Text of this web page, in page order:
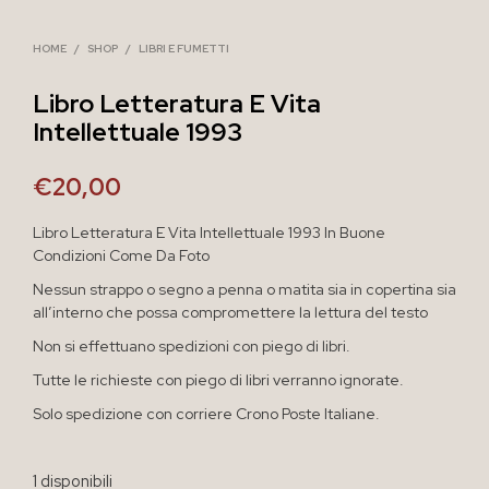
HOME / SHOP / LIBRI E FUMETTI
Libro Letteratura E Vita
Intellettuale 1993
€20,00
Libro Letteratura E Vita Intellettuale 1993 In Buone
Condizioni Come Da Foto
Nessun strappo o segno a penna o matita sia in copertina sia
all’interno che possa compromettere la lettura del testo
Non si effettuano spedizioni con piego di libri.
Tutte le richieste con piego di libri verranno ignorate.
Solo spedizione con corriere Crono Poste Italiane.
1 disponibili